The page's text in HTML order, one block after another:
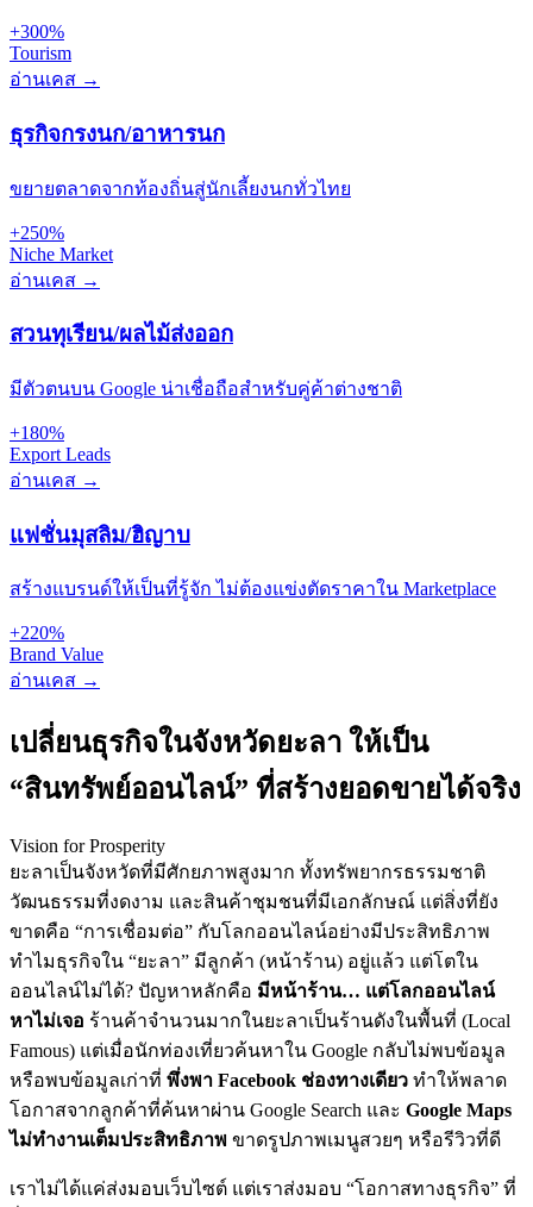
+300%
Tourism
อ่านเคส →
ธุรกิจกรงนก/อาหารนก
ขยายตลาดจากท้องถิ่นสู่นักเลี้ยงนกทั่วไทย
+250%
Niche Market
อ่านเคส →
สวนทุเรียน/ผลไม้ส่งออก
มีตัวตนบน Google น่าเชื่อถือสำหรับคู่ค้าต่างชาติ
+180%
Export Leads
อ่านเคส →
แฟชั่นมุสลิม/ฮิญาบ
สร้างแบรนด์ให้เป็นที่รู้จัก ไม่ต้องแข่งตัดราคาใน Marketplace
+220%
Brand Value
อ่านเคส →
เปลี่ยนธุรกิจในจังหวัดยะลา ให้เป็น
“สินทรัพย์ออนไลน์” ที่สร้างยอดขายได้จริง
Vision for Prosperity
ยะลาเป็นจังหวัดที่มีศักยภาพสูงมาก ทั้งทรัพยากรธรรมชาติ
วัฒนธรรมที่งดงาม และสินค้าชุมชนที่มีเอกลักษณ์ แต่สิ่งที่ยัง
ขาดคือ “การเชื่อมต่อ” กับโลกออนไลน์อย่างมีประสิทธิภาพ
ทำไมธุรกิจใน “ยะลา” มีลูกค้า (หน้าร้าน) อยู่แล้ว แต่โตใน
ออนไลน์ไม่ได้? ปัญหาหลักคือ มีหน้าร้าน… แต่โลกออนไลน์
หาไม่เจอ ร้านค้าจำนวนมากในยะลาเป็นร้านดังในพื้นที่ (Local
Famous) แต่เมื่อนักท่องเที่ยวค้นหาใน Google กลับไม่พบข้อมูล
หรือพบข้อมูลเก่าที่ พึ่งพา Facebook ช่องทางเดียว ทำให้พลาด
โอกาสจากลูกค้าที่ค้นหาผ่าน Google Search และ Google Maps
ไม่ทำงานเต็มประสิทธิภาพ ขาดรูปภาพเมนูสวยๆ หรือรีวิวที่ดี
เราไม่ได้แค่ส่งมอบเว็บไซต์ แต่เราส่งมอบ “โอกาสทางธุรกิจ” ที่